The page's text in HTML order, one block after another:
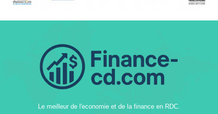
Le meilleur de l'economie et de la finance en RDC.